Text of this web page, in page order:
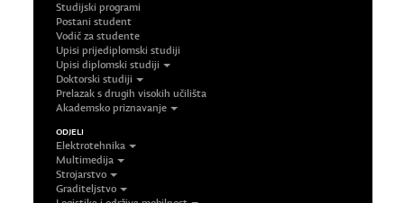
Studijski programi
Postani student
Vodič za studente
Upisi prijediplomski studiji
Upisi diplomski studiji
Doktorski studiji
Prelazak s drugih visokih učilišta
Akademsko priznavanje
ODJELI
Elektrotehnika
Multimedija
Strojarstvo
Graditeljstvo